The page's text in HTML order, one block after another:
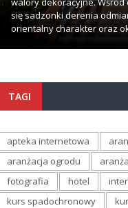
się sadzonki derenia
orientalny charakter oraz
TAGI
apteka internetowa
aranżacja ogrodu
fotografia
hotel
kurs spadochronowy